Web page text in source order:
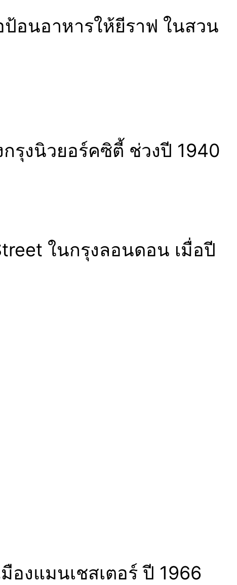
ป้อนอาหารให้ยีราฟ ในสวน
รุงนิวยอร์คซิตี้ ช่วงปี 1940
ในกรุงลอนดอน เมื่อปี
องแมนเชสเตอร์ ปี 1966